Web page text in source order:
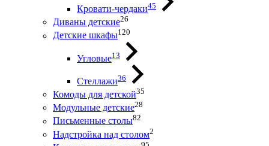
Кровати-чердаки45
Диваны детские26
Детские шкафы120
Угловые13
Стеллажи36
Комоды для детской35
Модульные детские28
Письменные столы82
Надстройка над столом2